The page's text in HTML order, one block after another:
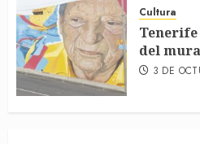
Cultura
del
3 DE